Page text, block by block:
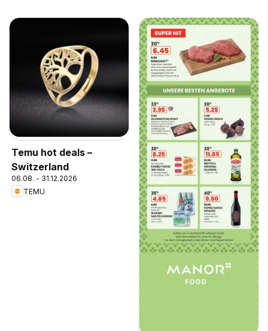
Temu hot deals –
Switzerland
06.08. - 31.12.2026
TEMU